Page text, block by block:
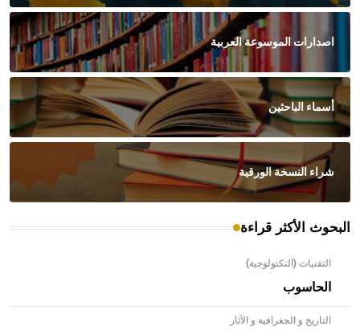
اصدارات الموسوعة العربية
أسماء الباحثين
شراء النسخة الورقية
البحوث الأكثر قراءة
التقنيات (التكنولوجية)
الحاسوب
التاريخ و الجغرافية و الآثار